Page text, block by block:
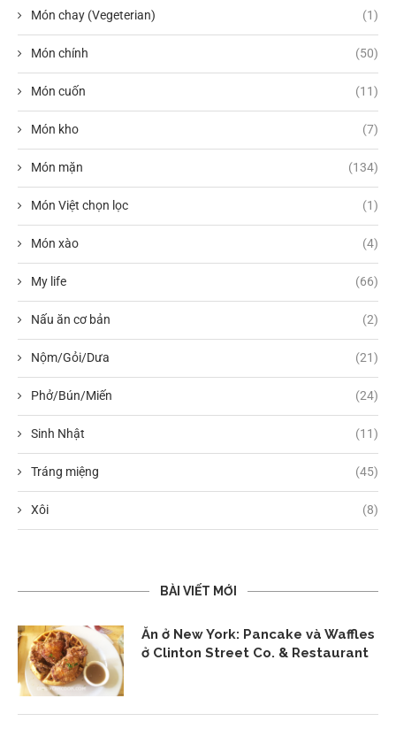
Món chay (Vegeterian) (1)
Món chính (50)
Món cuốn (11)
Món kho (7)
Món mặn (134)
Món Việt chọn lọc (1)
Món xào (4)
My life (66)
Nấu ăn cơ bản (2)
Nộm/Gỏi/Dưa (21)
Phở/Bún/Miến (24)
Sinh Nhật (11)
Tráng miệng (45)
Xôi (8)
BÀI VIẾT MỚI
Ăn ở New York: Pancake và Waffles
ở Clinton Street Co. & Restaurant